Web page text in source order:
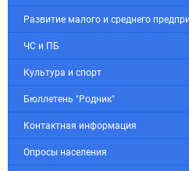
Развитие малого и среднего
ЧС и ПБ
Культура и спорт
Бюллетень "Родник"
Контактная информация
Опросы населения